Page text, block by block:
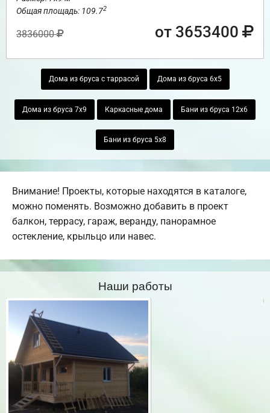
Общая площадь: 109.72
3836000 от 3653400
Дома из бруса с таррасой Дома из бруса 6х5
Дома из бруса 7х9 Каркасные дома Бани из бруса 12х6
Бани из бруса 5х8
Внимание! Проекты, которые находятся в каталоге,
можно поменять. Возможно добавить в проект
балкон, террасу, гараж, веранду, панорамное
остекление, крыльцо или навес.
Наши работы